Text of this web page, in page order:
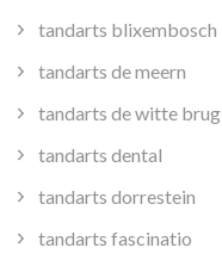
tandarts blixembosch
tandarts de meern
tandarts de witte brug
tandarts dental
tandarts dorrestein
tandarts fascinatio